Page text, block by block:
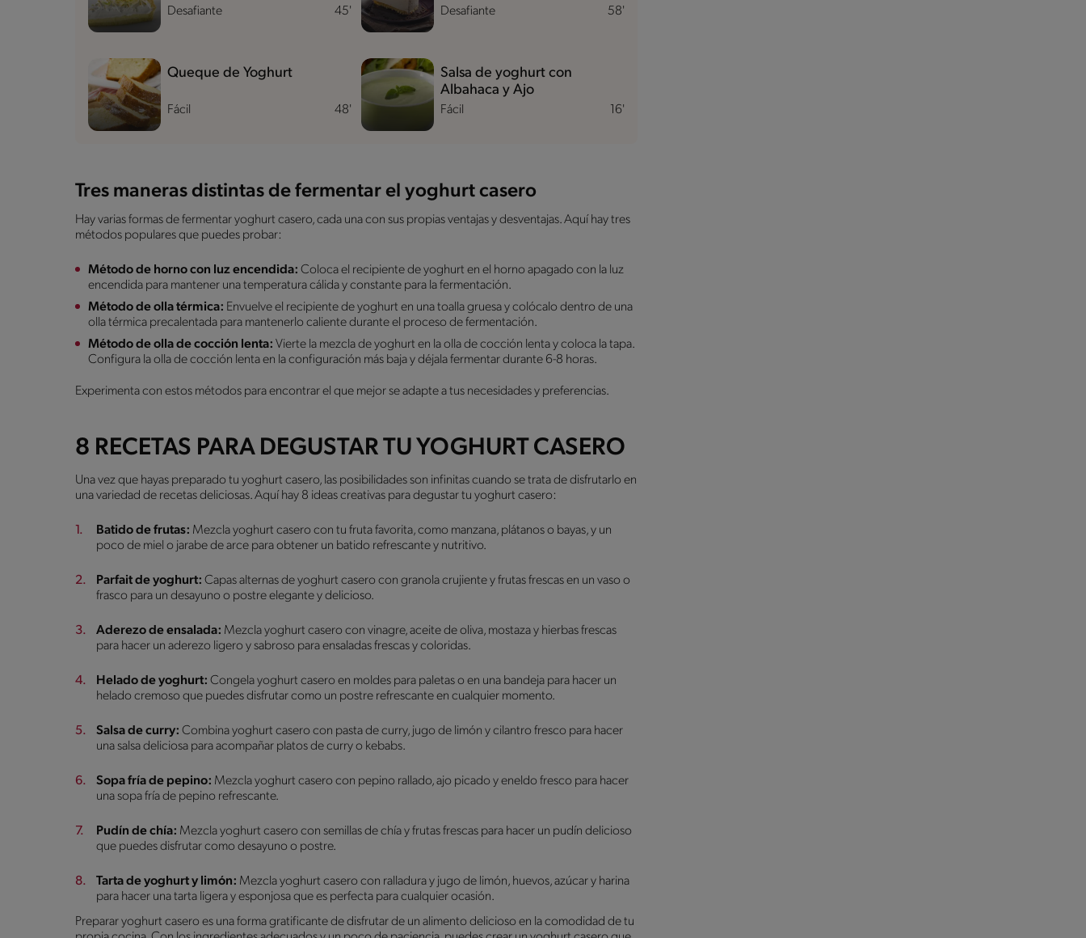
Desafiante 45' Desafiante 58'
Fácil 48'
Queque de Yoghurt
Fácil 16'
Salsa de yoghurt con
Albahaca y Ajo
Tres maneras distintas de fermentar el yoghurt casero
Hay varias formas de fermentar yoghurt casero, cada una con sus propias ventajas y desventajas. Aquí hay tres
métodos populares que puedes probar:
Método de horno con luz encendida: Coloca el recipiente de yoghurt en el horno apagado con la luz
encendida para mantener una temperatura cálida y constante para la fermentación.
Método de olla térmica: Envuelve el recipiente de yoghurt en una toalla gruesa y colócalo dentro de una
olla térmica precalentada para mantenerlo caliente durante el proceso de fermentación.
Método de olla de cocción lenta: Vierte la mezcla de yoghurt en la olla de cocción lenta y coloca la tapa.
Configura la olla de cocción lenta en la configuración más baja y déjala fermentar durante 6-8 horas.
Experimenta con estos métodos para encontrar el que mejor se adapte a tus necesidades y preferencias.
8 RECETAS PARA DEGUSTAR TU YOGHURT CASERO
Una vez que hayas preparado tu yoghurt casero, las posibilidades son infinitas cuando se trata de disfrutarlo en
una variedad de recetas deliciosas. Aquí hay 8 ideas creativas para degustar tu yoghurt casero:
Batido de frutas: Mezcla yoghurt casero con tu fruta favorita, como manzana, plátanos o bayas, y un
poco de miel o jarabe de arce para obtener un batido refrescante y nutritivo.
Parfait de yoghurt: Capas alternas de yoghurt casero con granola crujiente y frutas frescas en un vaso o
frasco para un desayuno o postre elegante y delicioso.
Aderezo de ensalada: Mezcla yoghurt casero con vinagre, aceite de oliva, mostaza y hierbas frescas
para hacer un aderezo ligero y sabroso para ensaladas frescas y coloridas.
Helado de yoghurt: Congela yoghurt casero en moldes para paletas o en una bandeja para hacer un
helado cremoso que puedes disfrutar como un postre refrescante en cualquier momento.
Salsa de curry: Combina yoghurt casero con pasta de curry, jugo de limón y cilantro fresco para hacer
una salsa deliciosa para acompañar platos de curry o kebabs.
Sopa fría de pepino: Mezcla yoghurt casero con pepino rallado, ajo picado y eneldo fresco para hacer
una sopa fría de pepino refrescante.
Pudín de chía: Mezcla yoghurt casero con semillas de chía y frutas frescas para hacer un pudín delicioso
que puedes disfrutar como desayuno o postre.
Tarta de yoghurt y limón: Mezcla yoghurt casero con ralladura y jugo de limón, huevos, azúcar y harina
para hacer una tarta ligera y esponjosa que es perfecta para cualquier ocasión.
Preparar yoghurt casero es una forma gratificante de disfrutar de un alimento delicioso en la comodidad de tu